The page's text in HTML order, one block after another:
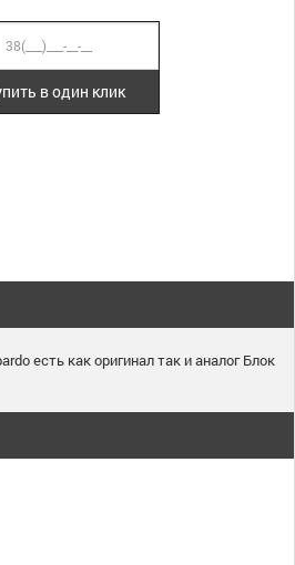
в один клик
есть как оригинал так и аналог Блок